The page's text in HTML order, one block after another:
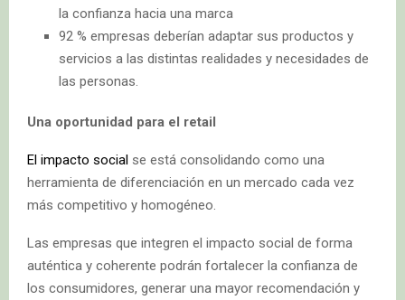
la confianza hacia una marca
92 % empresas deberían adaptar sus productos y
servicios a las distintas realidades y necesidades de
las personas.
Una oportunidad para el retail
El impacto social se está consolidando como una
herramienta de diferenciación en un mercado cada vez
más competitivo y homogéneo.
Las empresas que integren el impacto social de forma
auténtica y coherente podrán fortalecer la confianza de
los consumidores, generar una mayor recomendación y